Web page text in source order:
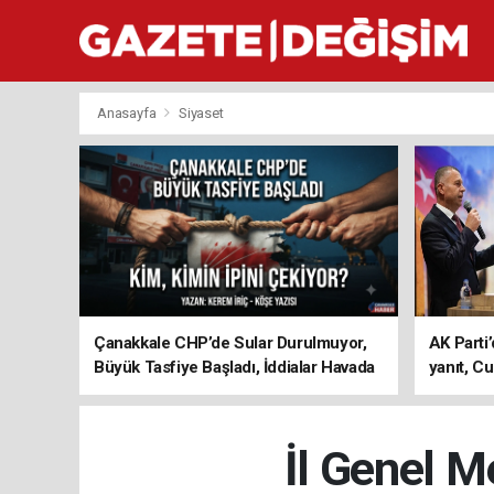
Anasayfa Siyaset
Çanakkale CHP’de Sular Durulmuyor,
Büyük Tasfiye Başladı, İddialar Havada
Uçuşuyor
AK
yanıt,
ediyoruz
İl Genel